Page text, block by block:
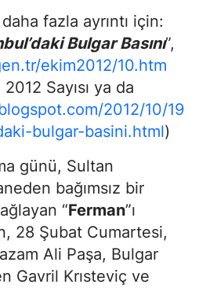
fazla ayrıntı için:
Bulgar Basını”,
ekim2012/10.htm
Sayısı ya da
2012/10/19
bulgar-basini.html)
günü, Sultan
bağımsız bir
“Ferman”ı
28 Şubat Cumartesi,
Ali Paşa, Bulgar
Gavril Krısteviç ve